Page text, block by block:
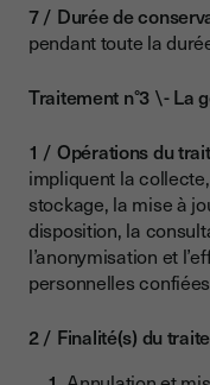
Durée de
pendant toute la
Traitement n°3 \- La
Opérations du
impliquent la
stockage, la mise à
disposition, la
l’anonymisation et
personnelles
Finalité(s) du